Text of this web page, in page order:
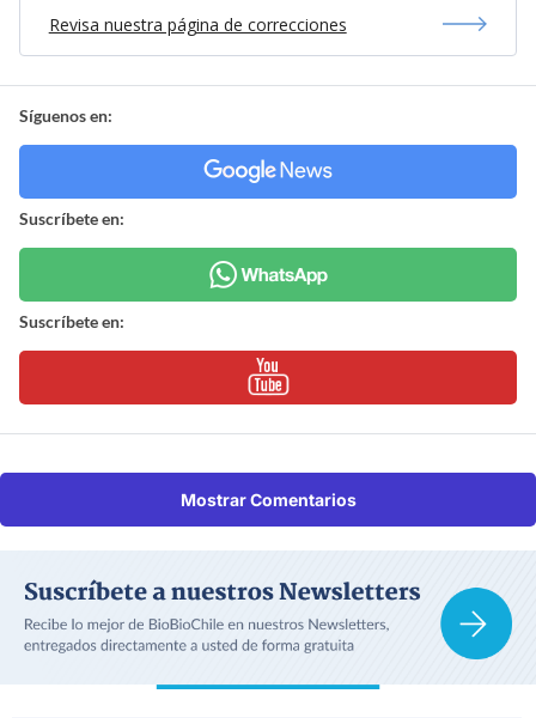
Revisa nuestra página de correcciones
Síguenos en:
Suscríbete en:
Suscríbete en:
Mostrar Comentarios